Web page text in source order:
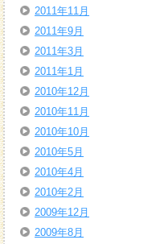
2011年11月
2011年9月
2011年3月
2011年1月
2010年12月
2010年11月
2010年10月
2010年5月
2010年4月
2010年2月
2009年12月
2009年8月